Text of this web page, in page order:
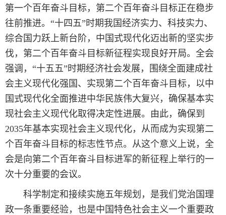
第一个百年奋斗目标，第二个百年奋斗目标正在稳步
往前推进。“十四五”时期我国经济实力、科技实力、
综合国力跃上新台阶，中国式现代化迈出新的坚实步
伐，第二个百年奋斗目标新征程实现良好开局。全会
强调，“十五五”时期经济社会发展，围绕全面建成社
会主义现代化强国、实现第二个百年奋斗目标，以中
国式现代化全面推进中华民族伟大复兴，确保基本实
现社会主义现代化取得决定性进展。由此，确保到
2035年基本实现社会主义现代化，从而成为实现第二
个百年奋斗目标的标志性节点。从这个意义上说，全
会是向第二个百年奋斗目标进军的新征程上举行的一
次十分重要的会议。
科学制定和接续实施五年规划，是我们党治国理
政一条重要经验，也是中国特色社会主义一个重要政